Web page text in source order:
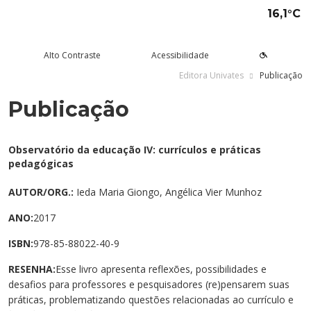
16,1°C
aqui
de ingresso
Univates
Presencial
Crie
e Inovação
- Inovates
e Projetos de
Abertos à Comunidade
Pedagógica Externa
e Lazer
Univates
Culturais
Alto Contraste
Acessibilidade
Editora Univates
Publicação
Publicação
Observatório da educação IV: currículos e práticas
pedagógicas
AUTOR/ORG.: Ieda Maria Giongo, Angélica Vier Munhoz
ANO:2017
ISBN:978-85-88022-40-9
RESENHA:Esse livro apresenta reflexões, possibilidades e
desafios para professores e pesquisadores (re)pensarem suas
práticas, problematizando questões relacionadas ao currículo e